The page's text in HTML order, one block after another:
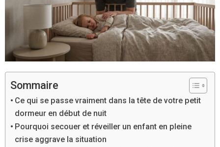
Sommaire
Ce qui se passe vraiment dans la tête de votre petit
dormeur en début de nuit
Pourquoi secouer et réveiller un enfant en pleine
crise aggrave la situation